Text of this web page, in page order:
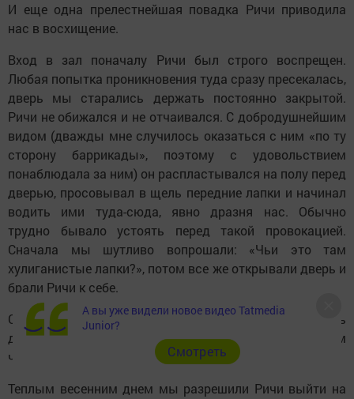
И еще одна прелестнейшая повадка Ричи приводила
нас в восхищение.
Вход в зал поначалу Ричи был строго воспрещен.
Любая попытка проникновения туда сразу пресекалась,
дверь мы старались держать постоянно закрытой.
Ричи не обижался и не отчаивался. С добродушнейшим
видом (дважды мне случилось оказаться с ним «по ту
сторону баррикады», поэтому с удовольствием
понаблюдала за ним) он распластывался на полу перед
дверью, просовывал в щель передние лапки и начинал
водить ими туда-сюда, явно дразня нас. Обычно
трудно бывало устоять перед такой провокацией.
Сначала мы шутливо вопрошали: «Чьи это там
хулиганистые лапки?», потом все же открывали дверь и
брали Ричи к себе.
Со временем же мы и вовсе перестали закрывать
дверь - Ричи стал полноправным и очень любимым
членом семьи.
Теплым весенним днем мы разрешили Ричи выйти на
А вы уже видели новое видео Tatmedia
Junior?
Cмотреть